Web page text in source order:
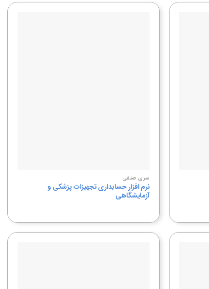
سری صنفی
نرم افزار حسابداری تجهیزات پزشکی و
آزمایشگاهی